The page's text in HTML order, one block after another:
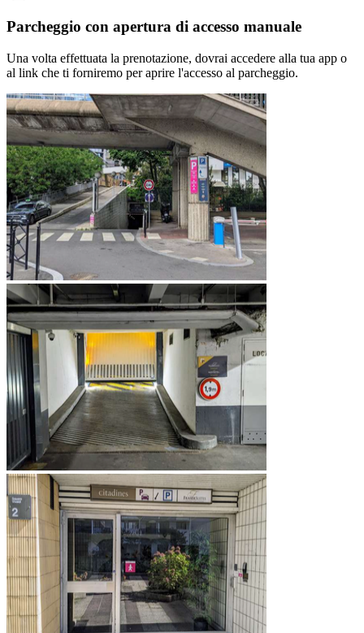
Parcheggio con apertura di accesso manuale
Una volta effettuata la prenotazione, dovrai accedere alla tua app o
al link che ti forniremo per aprire l'accesso al parcheggio.